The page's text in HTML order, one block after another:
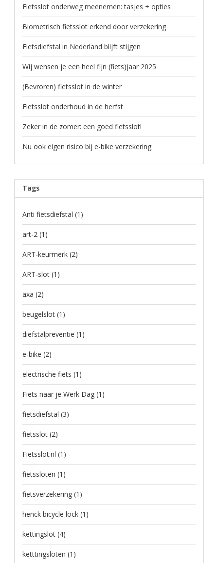
Fietsslot onderweg meenemen: tasjes + opties
Biometrisch fietsslot erkend door verzekering
Fietsdiefstal in Nederland blijft stijgen
Wij wensen je een heel fijn (fiets)jaar 2025
(Bevroren) fietsslot in de winter
Fietsslot onderhoud in de herfst
Zeker in de zomer: een goed fietsslot!
Nu ook eigen risico bij e-bike verzekering
Tags
Anti fietsdiefstal (1)
art-2 (1)
ART-keurmerk (2)
ART-slot (1)
axa (2)
beugelslot (1)
diefstalpreventie (1)
e-bike (2)
electrische fiets (1)
Fiets naar je Werk Dag (1)
fietsdiefstal (3)
fietsslot (2)
Fietsslot.nl (1)
fietssloten (1)
fietsverzekering (1)
henck bicycle lock (1)
kettingslot (4)
ketttingsloten (1)